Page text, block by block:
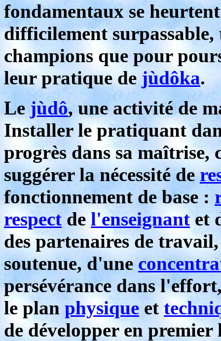
fondamentaux se
difficilement
champions que pour
leur pratique dejùdôka.
Lejùdô, une activité de
Installer le pratiquant
progrès dans sa maîtrise,
suggérer la nécessité de
fonctionnement de base :
respect de l'enseignantet
des partenaires de
soutenue, d'une
persévérance dans
le plan physique et
de développer en